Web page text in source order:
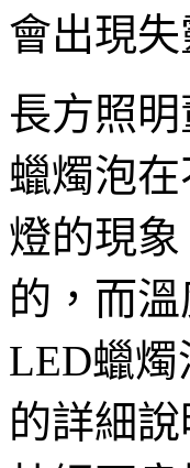
會出現
長方照
蠟燭泡
燈的現
的，而
LED蠟
的詳細